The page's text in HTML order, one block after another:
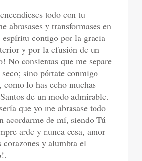
todo con tu
abrasases y transformases en
espíritu contigo por la gracia
y por la efusión de un
No consientas que me separe
sino pórtate conmigo
como lo has echo muchas
de un modo admirable.
que yo me abrasase todo
acordarme de mí, siendo Tú
arde y nunca cesa, amor
y alumbra el